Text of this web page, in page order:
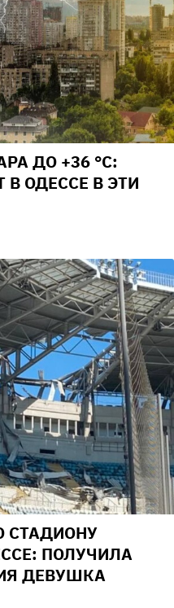
ДО +36 °С:
ОДЕССЕ В ЭТИ
СТАДИОНУ
ПОЛУЧИЛА
ДЕВУШКА